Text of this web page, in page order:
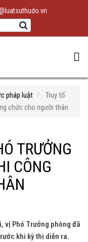
pháp luật
Truy tố
chức cho người thân
TRƯỞNG
CÔNG
vị Phó Trưởng phòng đã
khi kỳ thi diễn ra.